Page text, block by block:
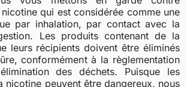
nicotine qui est considérée comme une
par inhalation, par contact avec la
Les produits contenant de la
leurs récipients doivent être éliminés
conformément à la règlementation
des déchets. Puisque les
nicotine peuvent être dangereux, nous